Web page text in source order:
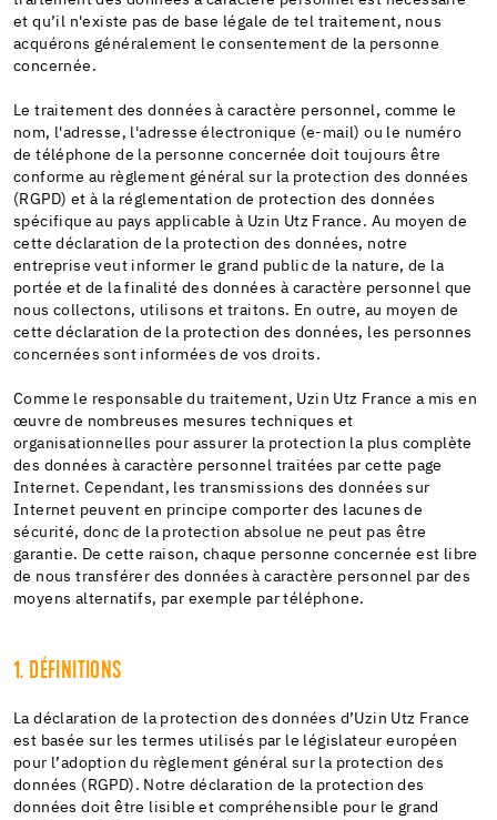
et qu’il n'existe pas de base légale de tel traitement, nous
acquérons généralement le consentement de la personne
concernée.
Le traitement des données à caractère personnel, comme le
nom, l'adresse, l'adresse électronique (e-mail) ou le numéro
de téléphone de la personne concernée doit toujours être
conforme au règlement général sur la protection des données
(RGPD) et à la réglementation de protection des données
spécifique au pays applicable à Uzin Utz France. Au moyen de
cette déclaration de la protection des données, notre
entreprise veut informer le grand public de la nature, de la
portée et de la finalité des données à caractère personnel que
nous collectons, utilisons et traitons. En outre, au moyen de
cette déclaration de la protection des données, les personnes
concernées sont informées de vos droits.
Comme le responsable du traitement, Uzin Utz France a mis en
œuvre de nombreuses mesures techniques et
organisationnelles pour assurer la protection la plus complète
des données à caractère personnel traitées par cette page
Internet. Cependant, les transmissions des données sur
Internet peuvent en principe comporter des lacunes de
sécurité, donc de la protection absolue ne peut pas être
garantie. De cette raison, chaque personne concernée est libre
de nous transférer des données à caractère personnel par des
moyens alternatifs, par exemple par téléphone.
1. DÉFINITIONS
La déclaration de la protection des données d’Uzin Utz France
est basée sur les termes utilisés par le législateur européen
pour l’adoption du règlement général sur la protection des
données (RGPD). Notre déclaration de la protection des
données doit être lisible et compréhensible pour le grand